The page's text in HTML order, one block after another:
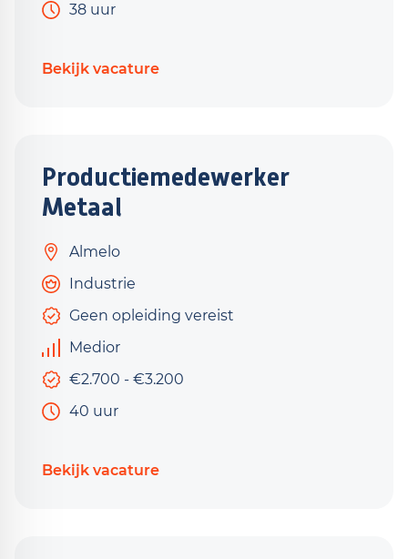
38 uur
Bekijk vacature
Productiemedewerker
Metaal
Almelo
Industrie
Geen opleiding vereist
Medior
€2.700 - €3.200
40 uur
Bekijk vacature